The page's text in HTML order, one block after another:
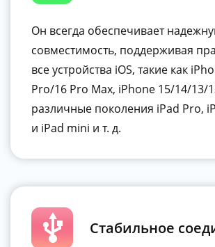
Он всегда обеспечивает
совместимость, поддерживая
все устройства iOS, такие как
Pro/16 Pro Max, iPhone 15/14/13/
различные поколения iPad Pro,
и iPad mini и т. д.
Стабильное